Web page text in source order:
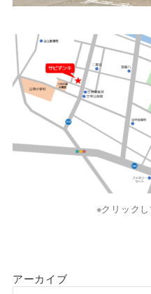
※クリック
アーカイブ